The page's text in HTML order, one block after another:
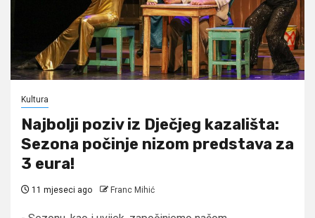
Kultura
Najbolji poziv iz Dječjeg kazališta:
Sezona počinje nizom predstava za
3 eura!
11 mjeseci ago Franc Mihić